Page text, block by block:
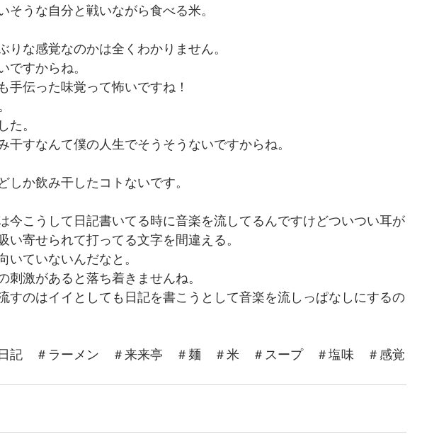
そうな自分と戦いながら食べる米。
りな感覚なのかは全くわかりません。
ですからね。
手伝った味覚って怖いですね！
。
干すなんて僕の人生でそうそうないですからね。
しか飲み干したコトないです。
今こうして日記書いてる時に音楽を流してるんですけどついつい耳が
い寄せられて打ってる文字を間違える。
ていないんだなと。
刺激があると落ち着きませんね。
すのはイイとしても日記を書こうとして音楽を流しっぱなしにするの
記　＃ラーメン　＃来来亭　＃麺　＃米　＃スープ　＃塩味　＃感覚